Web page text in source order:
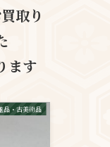
取り
ます
品・古美術品